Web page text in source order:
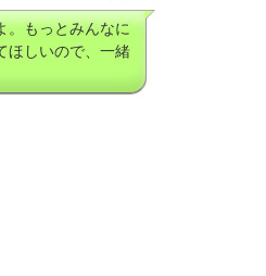
。もっとみんなに
ほしいので、一緒